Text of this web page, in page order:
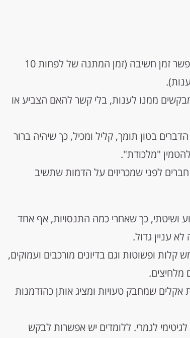
המנחה מציג שאלה לכל הכיתה, מאפשר זמן חשיבה (זמן המתנה של לפחות 10
ממנו לענות, בלי קשר להאם הצביע או
בטון תומך, קליל ומכיל, כך שיהיה ברור
"מלכודת".
לפני שמכריזים על הדמות שתשיב
ושיטתי, כך שאחרי כמה התנסויות, אף אחד
עניין גדול.
ופשוטות וגם בדיונים מורכבים ועמוקים,
מלחיצים.
שמחבק טעויות ומציג אותן כהזדמנות
לגמרי. ללומדים יש אפשרות לבקש